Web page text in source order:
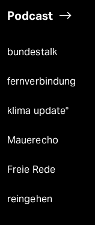
Podcast
bundestalk
fernverbindung
klima update°
Mauerecho
Freie Rede
reingehen